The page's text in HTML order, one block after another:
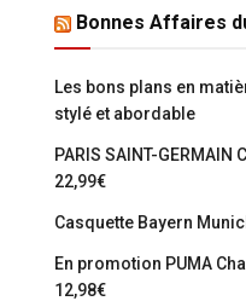
Bonnes Affaires
Les bons plans en
stylé et abordable
PARIS SAINT-
22,99€
Casquette Bayern
En promotion PUMA
12,98€